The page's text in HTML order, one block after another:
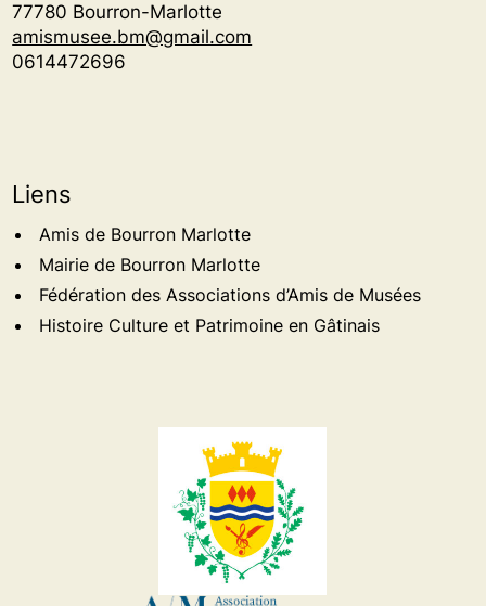
77780 Bourron-Marlotte
amismusee.bm@gmail.com
0614472696
Liens
Amis de Bourron Marlotte
Mairie de Bourron Marlotte
Fédération des Associations d’Amis de Musées
Histoire Culture et Patrimoine en Gâtinais